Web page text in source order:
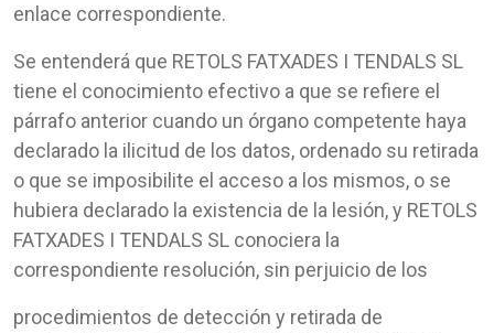
enlace correspondiente.
Se entenderá que RETOLS FATXADES I TENDALS SL
tiene el conocimiento efectivo a que se refiere el
párrafo anterior cuando un órgano competente haya
declarado la ilicitud de los datos, ordenado su retirada
o que se imposibilite el acceso a los mismos, o se
hubiera declarado la existencia de la lesión, y RETOLS
FATXADES I TENDALS SL conociera la
correspondiente resolución, sin perjuicio de los
procedimientos de detección y retirada de